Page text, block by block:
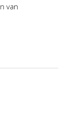
van